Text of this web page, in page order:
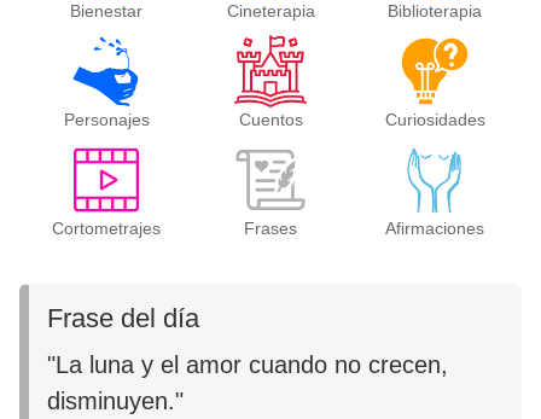
Bienestar Cineterapia Biblioterapia
Personajes Cuentos Curiosidades
Cortometrajes Frases Afirmaciones
Frase del día
"La luna y el amor cuando no crecen,
disminuyen."